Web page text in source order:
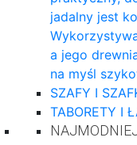
jadalny jest
a jego
na myśl
SZAFY I
TABORETY I